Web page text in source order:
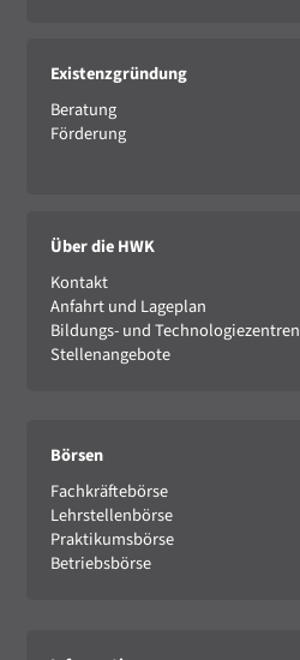
Existenzgründung
Beratung
Förderung
Über die HWK
Kontakt
Anfahrt und Lageplan
Bildungs- und Technologiezentren
Stellenangebote
Börsen
Fachkräftebörse
Lehrstellenbörse
Praktikumsbörse
Betriebsbörse